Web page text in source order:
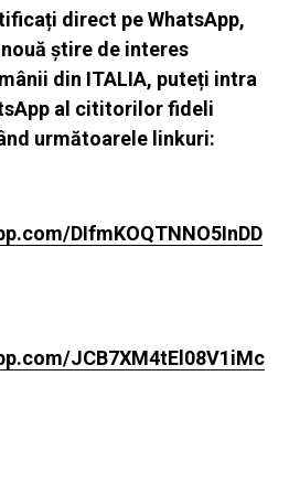
direct pe WhatsApp,
știre de interes
din ITALIA, puteți intra
al cititorilor fideli
următoarele linkuri:
DIfmKOQTNNO5InDD
JCB7XM4tEl08V1iMc